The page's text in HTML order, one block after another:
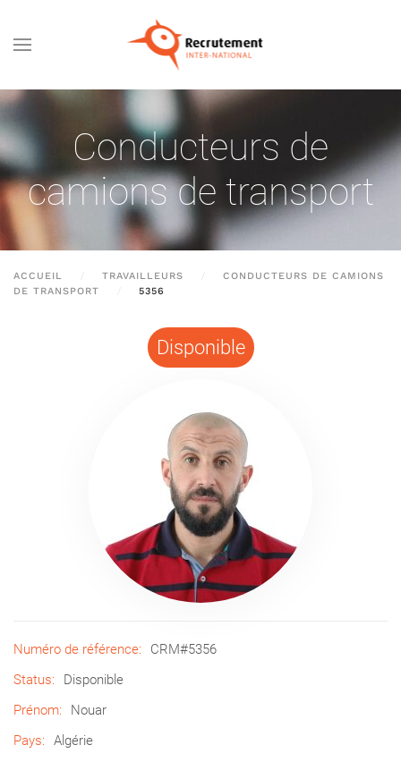
Passer au contenu principal
Conducteurs de
camions de transport
ACCUEIL TRAVAILLEURS
CONDUCTEURS DE CAMIONS
DE TRANSPORT
5356
Disponible
Numéro de référence:
CRM#5356
Status:
Disponible
Prénom:
Nouar
Pays:
Algérie